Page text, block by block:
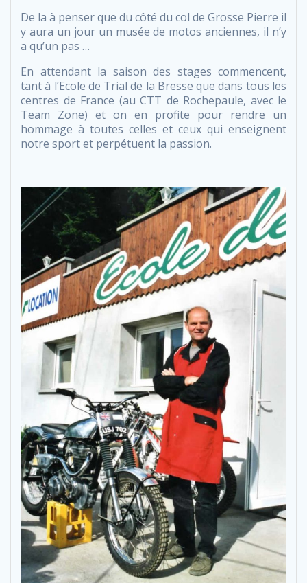
De la à penser que du côté du col de Grosse Pierre il
y aura un jour un musée de motos anciennes, il n’y
a qu’un pas …
En attendant la saison des stages commencent,
tant à l’Ecole de Trial de la Bresse que dans tous les
centres de France (au CTT de Rochepaule, avec le
Team Zone) et on en profite pour rendre un
hommage à toutes celles et ceux qui enseignent
notre sport et perpétuent la passion.